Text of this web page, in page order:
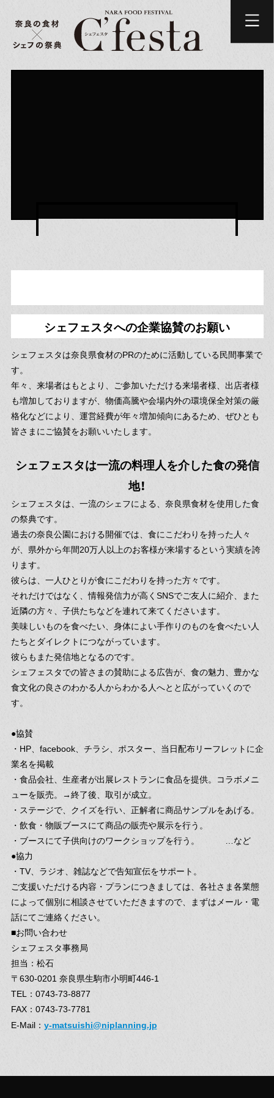
シェフェスタへの企業協賛のお願い
シェフェスタは奈良県食材のPRのために活動している民間事業で
す。
年々、来場者はもとより、ご参加いただける来場者様、出店者様
も増加しておりますが、物価高騰や会場内外の環境保全対策の厳
格化などにより、運営経費が年々増加傾向にあるため、ぜひとも
皆さまにご協賛をお願いいたします。
シェフェスタは一流の料理人を介した食の発信
地！
シェフェスタは、一流のシェフによる、奈良県食材を使用した食
の祭典です。
過去の奈良公園における開催では、食にこだわりを持った人々
が、県外から年間20万人以上のお客様が来場するという実績を誇
ります。
彼らは、一人ひとりが食にこだわりを持った方々です。
それだけではなく、情報発信力が高くSNSでご友人に紹介、また
近隣の方々、子供たちなどを連れて来てくださいます。
美味しいものを食べたい、身体によい手作りのものを食べたい人
たちとダイレクトにつながっています。
彼らもまた発信地となるのです。
シェフェスタでの皆さまの賛助による広告が、食の魅力、豊かな
食文化の良さのわかる人からわかる人へとと広がっていくので
す。
●協賛
・HP、facebook、チラシ、ポスター、当日配布リーフレットに企
業名を掲載
・食品会社、生産者が出展レストランに食品を提供。コラボメニ
ューを販売。→終了後、取引が成立。
・ステージで、クイズを行い、正解者に商品サンプルをあげる。
・飲食・物販ブースにて商品の販売や展示を行う。
・ブースにて子供向けのワークショップを行う。 …など
●協力
・TV、ラジオ、雑誌などで告知宣伝をサポート。
ご支援いただける内容・プランにつきましては、各社さま各業態
によって個別に相談させていただきますので、まずはメール・電
話にてご連絡ください。
■お問い合わせ
シェフェスタ事務局
担当：松石
〒630-0201 奈良県生駒市小明町446-1
TEL：0743-73-8877
FAX：0743-73-7781
E-Mail： y-matsuishi@niplanning.jp